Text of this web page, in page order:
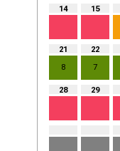
14 15
21
8
22
7
28 29